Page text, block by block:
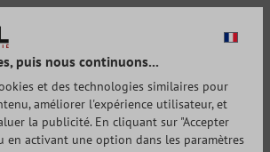
puis nous continuons...
et des technologies similaires pour
améliorer l'expérience utilisateur, et
la publicité. En cliquant sur "Accepter
en activant une option dans les paramètres